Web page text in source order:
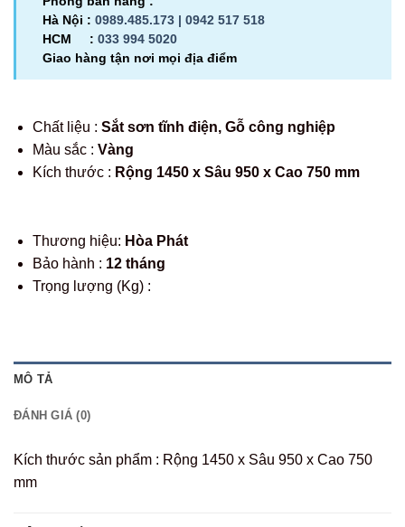
Hà Nội : 0989.485.173 | 0942 517 518
HCM : 033 994 5020
Giao hàng tận nơi mọi địa điểm
Chất liệu : Sắt sơn tĩnh điện, Gỗ công nghiệp
Màu sắc : Vàng
Kích thước : Rộng 1450 x Sâu 950 x Cao 750 mm
Thương hiệu: Hòa Phát
Bảo hành : 12 tháng
Trọng lượng (Kg) :
MÔ TẢ
ĐÁNH GIÁ (0)
Kích thước sản phẩm : Rộng 1450 x Sâu 950 x Cao 750
mm